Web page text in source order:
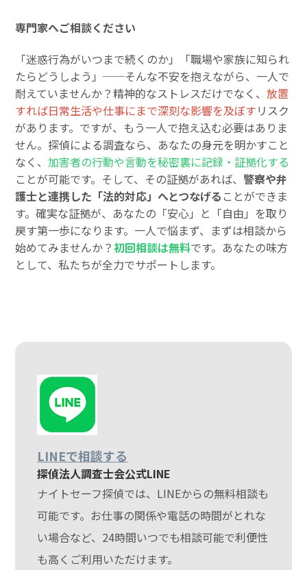
専門家へご相談ください
「迷惑行為がいつまで続くのか」「職場や家族に知られ
たらどうしよう」──そんな不安を抱えながら、一人で
耐えていませんか？精神的なストレスだけでなく、放置
すれば日常生活や仕事にまで深刻な影響を及ぼすリスク
があります。ですが、もう一人で抱え込む必要はありま
せん。探偵による調査なら、あなたの身元を明かすこと
なく、加害者の行動や言動を秘密裏に記録・証拠化する
ことが可能です。そして、その証拠があれば、警察や弁
護士と連携した「法的対応」へとつなげる ことができま
す。確実な証拠が、あなたの「安心」と「自由」を取り
戻す第一歩になります。一人で悩まず、まずは相談から
始めてみませんか？初回相談は無料です。あなたの味方
として、私たちが全力でサポートします。
LINEで相談する
探偵法人調査士会公式LINE
ナイトセーフ探偵では、LINEからの無料相談も
可能です。お仕事の関係や電話の時間がとれな
い場合など、24時間いつでも相談可能で利便性
も高くご利用いただけます。